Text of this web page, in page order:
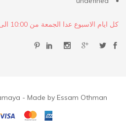
كل ايام الاسبوع عدا الجمعة من 10:00 الى 4:00 عصراً
- Made by Essam Othman